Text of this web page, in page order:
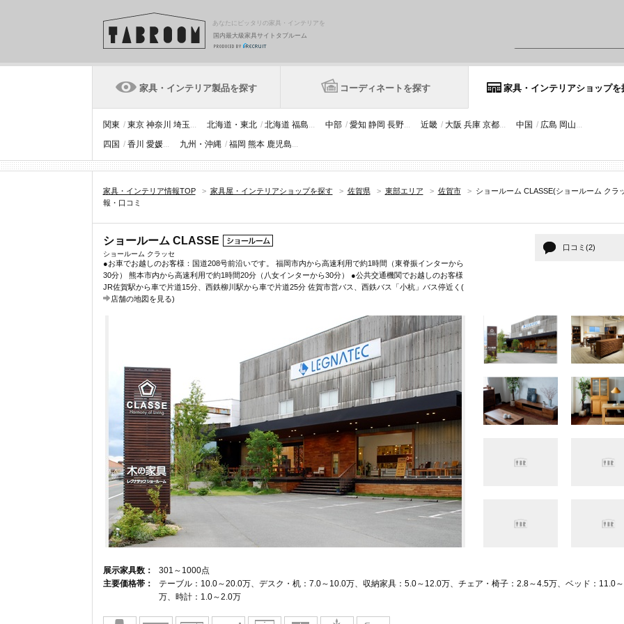
あなたにピッタリの家具・インテリアを
国内最大級家具サイトタブルーム
家具・インテリア製品を探す コーディネートを探す 家具・インテリアショップを
関東 / 東京 神奈川 埼玉... 北海道・東北 / 北海道 福島... 中部 / 愛知 静岡 長野... 近畿 / 大阪 兵庫 京都... 中国 / 広島 岡山...
四国 / 香川 愛媛... 九州・沖縄 / 福岡 熊本 鹿児島...
家具・インテリア情報TOP > 家具屋・インテリアショップを探す > 佐賀県 > 東部エリア > 佐賀市 >
ショールーム CLASSE(ショールーム クラ
報・口コミ
ショールーム CLASSE
ショールーム クラッセ
●お車でお越しのお客様：国道208号前沿いです。 福岡市内から高速利用で約1時間（東脊振インターから
30分） 熊本市内から高速利用で約1時間20分（八女インターから30分） ●公共交通機関でお越しのお客様
JR佐賀駅から車で片道15分、西鉄柳川駅から車で片道25分 佐賀市営バス、西鉄バス「小杭」バス停近く(
店舗の地図を見る)
口コミ(2)
展示家具数：
301～1000点
主要価格帯：
テーブル：10.0～20.0万、デスク・机：7.0～10.0万、収納家具：5.0～12.0万、チェア・椅子：2.8～4.5万、ベッド：11.0
万、時計：1.0～2.0万